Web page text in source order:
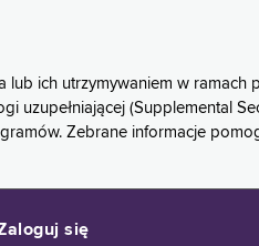
ich utrzymywaniem w ramach
uzupełniającej (Supplemental
Zebrane informacje
się